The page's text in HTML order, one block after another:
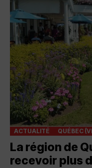
ACTUALITÉ QUÉBEC
La région de
recevoir plus